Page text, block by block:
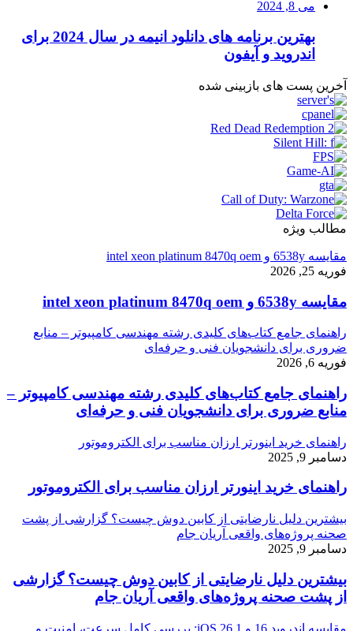
می 8, 2024
بهترین برنامه های دانلود انیمه در سال 2024 برای
اندروید و آیفون
آخرین پست های بازبینی شده
مطالب ویژه
مقایسه 6538y و intel xeon platinum 8470q oem
فوریه 25, 2026
مقایسه 6538y و intel xeon platinum 8470q oem
راهنمای جامع کتاب‌های کلیدی رشته مهندسی کامپیوتر – منابع
ضروری برای دانشجویان فنی و حرفه‌ای
فوریه 6, 2026
راهنمای جامع کتاب‌های کلیدی رشته مهندسی کامپیوتر –
منابع ضروری برای دانشجویان فنی و حرفه‌ای
راهنمای خرید اینورتر ارزان مناسب برای الکتروموتور
دسامبر 9, 2025
راهنمای خرید اینورتر ارزان مناسب برای الکتروموتور
بیشترین دلیل نارضایتی از کابین دوش چیست؟ گزارشی از پشت
صحنه پروژه‌های واقعی آریان جام
دسامبر 9, 2025
بیشترین دلیل نارضایتی از کابین دوش چیست؟ گزارشی
از پشت صحنه پروژه‌های واقعی آریان جام
مقایسه اندروید 16 و iOS 26.1: بررسی کامل سرعت، امنیت و